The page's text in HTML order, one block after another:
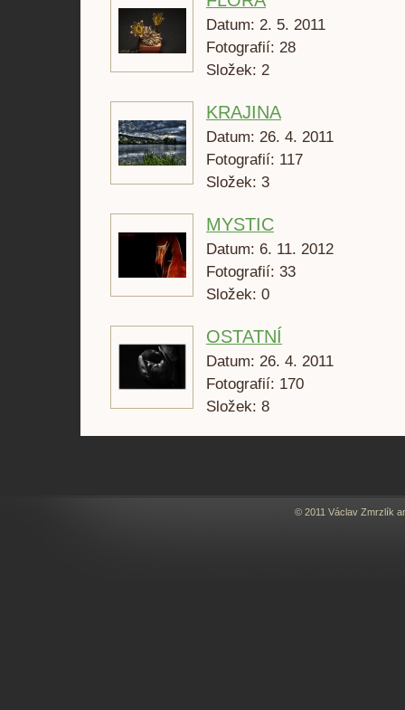
Datum: 2. 5. 2011
Fotografií: 28
Složek: 2
KRAJINA
Datum: 26. 4. 2011
Fotografií: 117
Složek: 3
MYSTIC
Datum: 6. 11. 2012
Fotografií: 33
Složek: 0
OSTATNÍ
Datum: 26. 4. 2011
Fotografií: 170
Složek: 8
© 2011 Václav Zmrzlík